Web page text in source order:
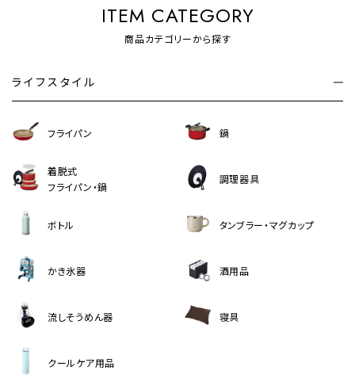
ITEM CATEGORY
商品カテゴリーから探す
ライフスタイル
フライパン 鍋
着脱式
フライパン・鍋
調理器具
ボトル タンブラー・マグカップ
かき氷器 酒用品
流しそうめん器 寝具
クールケア用品